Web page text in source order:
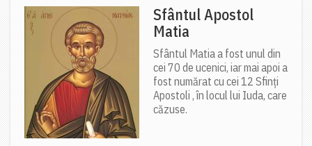
Sfântul Apostol
Matia
Sfântul Matia a fost unul din
cei 70 de ucenici, iar mai apoi a
fost numărat cu cei 12 Sfinți
Apostoli , în locul lui Iuda, care
căzuse.